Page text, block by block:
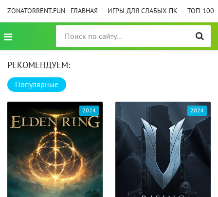
ZONATORRENT.FUN - ГЛАВНАЯ ИГРЫ ДЛЯ СЛАБЫХ ПК ТОП-100
РЕКОМЕНДУЕМ:
Популярные
2024 2024